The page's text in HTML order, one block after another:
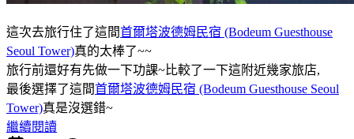
這次去旅行住了這間首爾塔波德姆民宿 (Bodeum Guesthouse
Seoul Tower)真的太棒了~~
旅行前還好有先做一下功課~比較了一下這附近幾家旅店,
最後選擇了這間首爾塔波德姆民宿 (Bodeum Guesthouse Seoul
Tower)真是沒選錯~
繼續閱讀